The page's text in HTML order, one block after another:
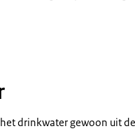
drinkwater gewoon uit